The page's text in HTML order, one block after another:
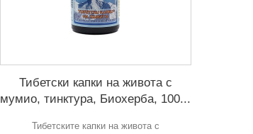
Тибетски капки на живота с
мумио, тинктура, Биохерба, 100...
Тибетските капки на живота с